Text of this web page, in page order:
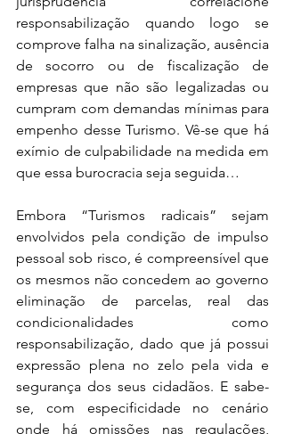
responsabilização quando logo se
comprove falha na sinalização, ausência
de socorro ou de fiscalização de
empresas que não são legalizadas ou
cumpram com demandas mínimas para
empenho desse Turismo. Vê-se que há
exímio de culpabilidade na medida em
que essa burocracia seja seguida…
Embora “Turismos radicais” sejam
envolvidos pela condição de impulso
pessoal sob risco, é compreensível que
os mesmos não concedem ao governo
eliminação de parcelas, real das
condicionalidades como
responsabilização, dado que já possui
expressão plena no zelo pela vida e
segurança dos seus cidadãos. E sabe-
se, com especificidade no cenário
onde há omissões nas regulações,